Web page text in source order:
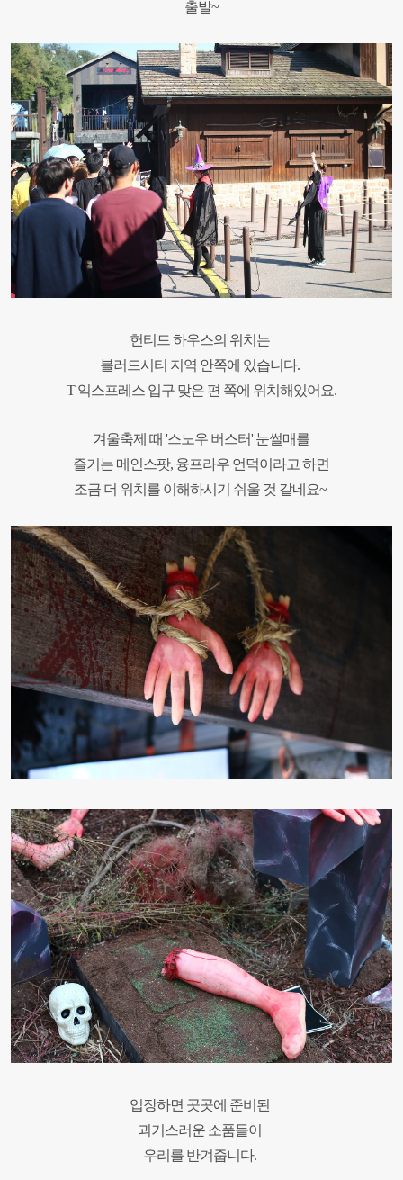
출발~
헌티드 하우스의 위치는
블러드시티 지역 안쪽에 있습니다.
T 익스프레스 입구 맞은 편 쪽에 위치해있어요.
겨울축제 때'스노우 버스터' 눈썰매를
즐기는 메인스팟, 융프라우 언덕이라고 하면
조금 더 위치를 이해하시기 쉬울 것 같네요~
입장하면 곳곳에 준비된
괴기스러운 소품들이
우리를 반겨줍니다.